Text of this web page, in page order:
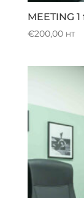
MEETING
€200,00 HT